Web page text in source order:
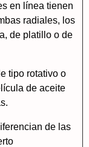
en línea tienen
radiales, los
de platillo o de
tipo rotativo o
de aceite
de las